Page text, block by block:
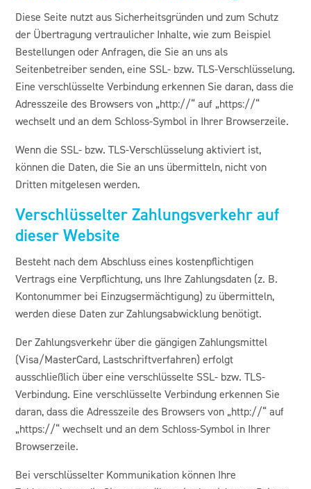
Diese Seite nutzt aus Sicherheitsgründen und zum Schutz
der Übertragung vertraulicher Inhalte, wie zum Beispiel
Bestellungen oder Anfragen, die Sie an uns als
Seitenbetreiber senden, eine SSL- bzw. TLS-Verschlüsselung.
Eine verschlüsselte Verbindung erkennen Sie daran, dass die
Adresszeile des Browsers von „http://“ auf „https://“
wechselt und an dem Schloss-Symbol in Ihrer Browserzeile.
Wenn die SSL- bzw. TLS-Verschlüsselung aktiviert ist,
können die Daten, die Sie an uns übermitteln, nicht von
Dritten mitgelesen werden.
Verschlüsselter Zahlungsverkehr auf
dieser Website
Besteht nach dem Abschluss eines kostenpflichtigen
Vertrags eine Verpflichtung, uns Ihre Zahlungsdaten (z. B.
Kontonummer bei Einzugsermächtigung) zu übermitteln,
werden diese Daten zur Zahlungsabwicklung benötigt.
Der Zahlungsverkehr über die gängigen Zahlungsmittel
(Visa/MasterCard, Lastschriftverfahren) erfolgt
ausschließlich über eine verschlüsselte SSL- bzw. TLS-
Verbindung. Eine verschlüsselte Verbindung erkennen Sie
daran, dass die Adresszeile des Browsers von „http://“ auf
„https://“ wechselt und an dem Schloss-Symbol in Ihrer
Browserzeile.
Bei verschlüsselter Kommunikation können Ihre